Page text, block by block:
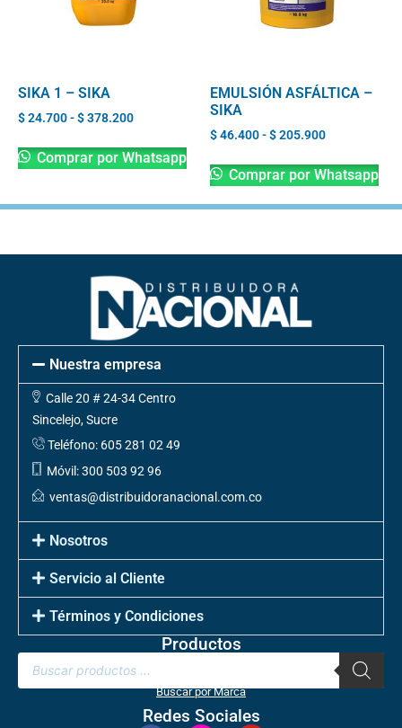
SIKA 1 – SIKA
$24.700-$378.200
Comprar por Whatsapp
EMULSIÓN ASFÁLTICA –
SIKA
$46.400-$205.900
Comprar por Whatsapp
Nuestra empresa
Calle 20 # 24-34 Centro
Sincelejo, Sucre
Teléfono: 605 281 02 49
Móvil: 300 503 92 96
ventas@distribuidoranacional.com.co
Nosotros
Servicio al Cliente
Términos y Condiciones
Productos
Buscar por Marca
Redes Sociales